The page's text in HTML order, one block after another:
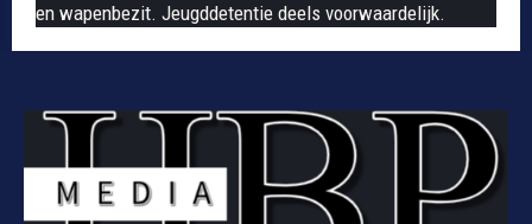
en wapenbezit. Jeugddetentie deels voorwaardelijk.